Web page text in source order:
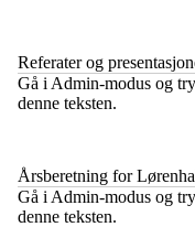
Referater og
​Gå i Admin-modus og
denne teksten.
Årsberetning for
​Gå i Admin-modus og
denne teksten.